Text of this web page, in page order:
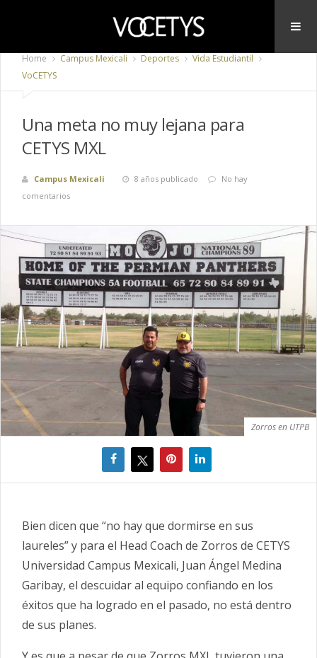
Home Campus Mexicali Deportes
Vida Estudiantil
VoCETYS
Una meta no muy lejana para
CETYS MXL
Campus Mexicali 8 años publicado
No hay
comentarios
Zorros en UTPB
Bien dicen que “no hay que dormirse en sus
laureles” y para el Head Coach de Zorros de CETYS
Universidad Campus Mexicali, Juan Ángel Medina
Garibay, el descuidar al equipo confiando en los
éxitos que ha logrado en el pasado, no está dentro
de sus planes.